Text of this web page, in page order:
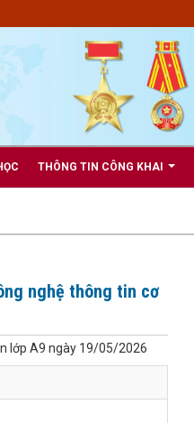
THÔNG TIN CÔNG KHAI
nghệ thông tin cơ
lớp A9 ngày 19/05/2026